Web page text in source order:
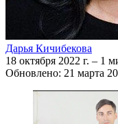
Дарья Кичибекова
18 октября 2022 г. – 1
Обновлено: 21 марта